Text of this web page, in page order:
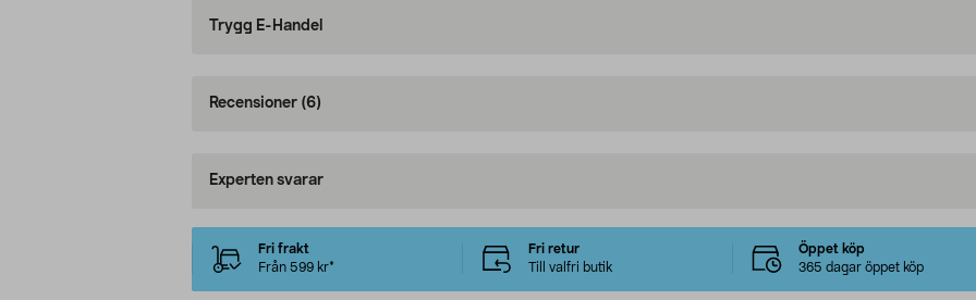
Trygg E-Handel
Recensioner (6)
Experten svarar
Fri frakt
Från 599 kr*
Fri retur
Till valfri butik
Öppet köp
365 dagar öppet köp